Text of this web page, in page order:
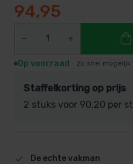
94,95
Op voorraad Zo snel mogelijk
Staffelkorting op prijs
2 stuks voor 90,20 per
De echte vakman